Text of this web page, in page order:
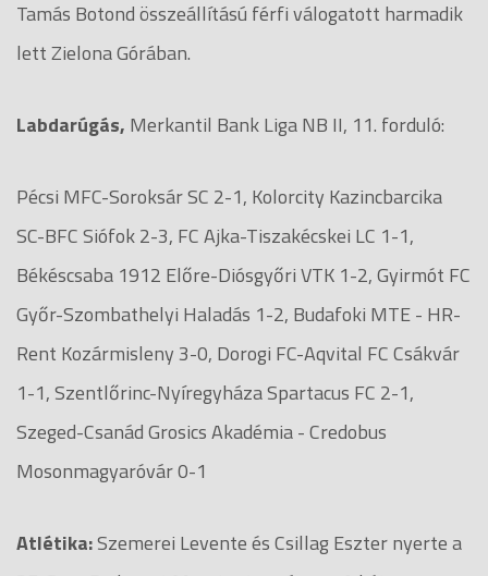
Tamás Botond összeállítású férfi válogatott harmadik
lett Zielona Górában.
Labdarúgás, Merkantil Bank Liga NB II, 11. forduló:
Pécsi MFC-Soroksár SC 2-1, Kolorcity Kazincbarcika
SC-BFC Siófok 2-3, FC Ajka-Tiszakécskei LC 1-1,
Békéscsaba 1912 Előre-Diósgyőri VTK 1-2, Gyirmót FC
Győr-Szombathelyi Haladás 1-2, Budafoki MTE - HR-
Rent Kozármisleny 3-0, Dorogi FC-Aqvital FC Csákvár
1-1, Szentlőrinc-Nyíregyháza Spartacus FC 2-1,
Szeged-Csanád Grosics Akadémia - Credobus
Mosonmagyaróvár 0-1
Atlétika:Szemerei Levente és Csillag Eszter nyerte a